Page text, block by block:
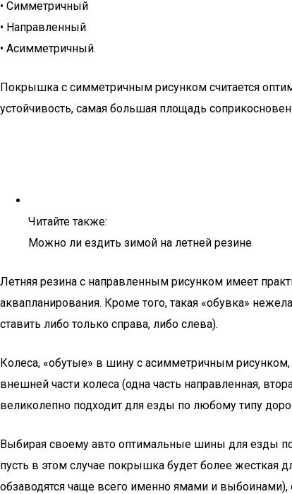
• Симметричный
• Направленный
• Асимметричный.
Покрышка с симметричным рисунком считается
устойчивость, самая большая площадь
Читайте также:
Можно ли ездить зимой на летней резине
Летняя резина с направленным рисунком имеет
аквапланирования. Кроме того, такая «обувка»
ставить либо только справа, либо слева).
Колеса, «обутые» в шину с асимметричным рисунком,
внешней части колеса (одна часть направленная,
великолепно подходит для езды по любому типу
Выбирая своему авто оптимальные шины для езды
пусть в этом случае покрышка будет более жесткая
обзаводятся чаще всего именно ямами и выбоинами),